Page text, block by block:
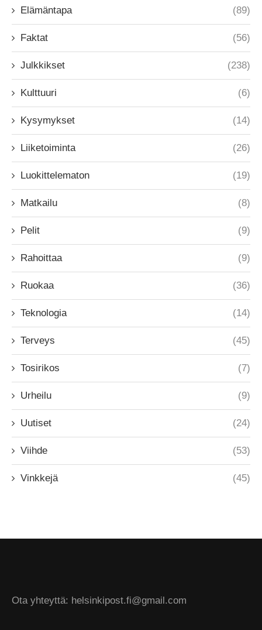
Elämäntapa (89)
Faktat (56)
Julkkikset (238)
Kulttuuri (6)
Kysymykset (14)
Liiketoiminta (26)
Luokittelematon (19)
Matkailu (8)
Pelit (9)
Rahoittaa (9)
Ruokaa (36)
Teknologia (14)
Terveys (45)
Tosirikos (7)
Urheilu (9)
Uutiset (24)
Viihde (53)
Vinkkejä (45)
Ota yhteyttä: helsinkipost.fi@gmail.com